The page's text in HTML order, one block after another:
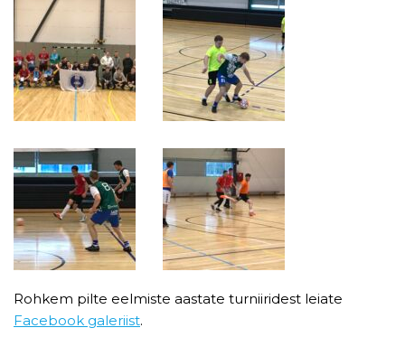
Rohkem pilte eelmiste aastate turniiridest leiate
Facebook galeriist.